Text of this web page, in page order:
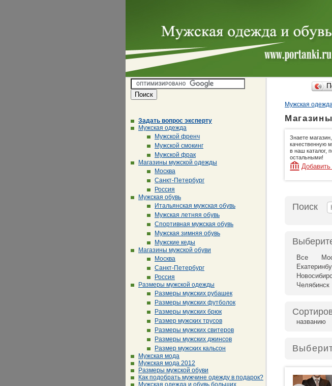
Задать вопрос эксперту
Мужская одежда
Мужской френч
Мужской смокинг
Мужской фрак
Магазины мужской одежды
Москва
Санкт-Петербург
Россия
Мужская обувь
Итальянская мужская обувь
Мужская летняя обувь
Спортивная мужская обувь
Мужская зимняя обувь
Мужские кеды
Магазины мужской обуви
Москва
Санкт-Петербург
Россия
Размеры мужской одежды
Размеры мужских рубашек
Размеры мужских футболок
Размеры мужских брюк
Размер мужских трусов
Размеры мужских свитеров
Размеры мужских джинсов
Размер мужских кальсон
Мужская мода
Мужская мода 2012
Размеры мужской обуви
Как подобрать мужчине одежду в подарок?
Мужская одежда и обувь больших
Мужская
Знаете
качественную
в наш каталог,
остальными!
Добавить
Поиск
Все
Челябинск
названию